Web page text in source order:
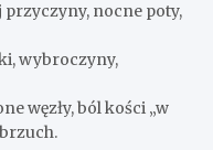
nocne poty,
wybroczyny,
węzły, ból kości „w